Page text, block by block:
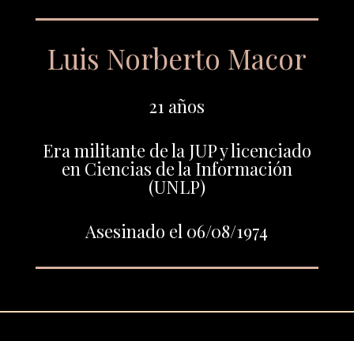
Luis Norberto Macor
21 años
Era militante de la JUP y licenciado
en Ciencias de la Información
(UNLP)
Asesinado el 06/08/1974